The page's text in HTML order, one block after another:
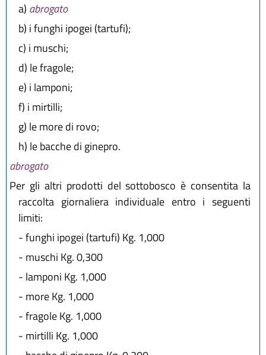
a) abrogato
b) i funghi ipogei (tartufi);
c) i muschi;
d) le fragole;
e) i lamponi;
f) i mirtilli;
g) le more di rovo;
h) le bacche di ginepro.
abrogato
Per gli altri prodotti del sottobosco è consentita la
raccolta giornaliera individuale entro i seguenti
limiti:
-funghi ipogei (tartufi) Kg. 1,000
- muschi Kg. 0,300
- lamponi Kg. 1,000
- more Kg. 1,000
-fragole Kg. 1,000
- mirtilli Kg. 1,000